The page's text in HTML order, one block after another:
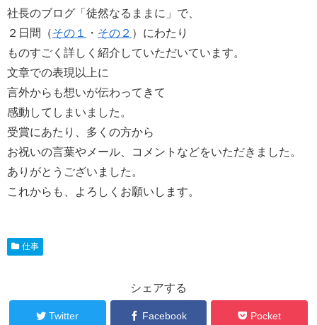
社長のブログ「徒然なるままに」で、
２日間（その１ ・ その２ ）にわたり
ものすごく詳しく紹介していただいています。
文章での表現以上に
言外からも想いが伝わってきて
感動してしまいました。
受賞にあたり、多くの方から
お祝いの言葉やメール、コメントなどをいただきました。
ありがとうございました。
これからも、よろしくお願いします。
仕事
シェアする
Twitter Facebook Pocket